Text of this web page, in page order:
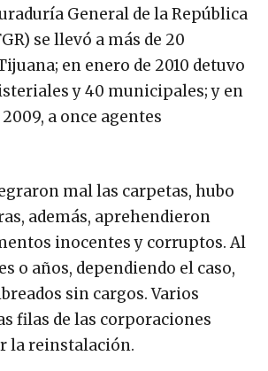
General de la República
se llevó a más de 20
en enero de 2010 detuvo
y 40 municipales; y en
a once agentes
mal las carpetas, hubo
además, aprehendieron
inocentes y corruptos. Al
o años, dependiendo el caso,
sin cargos. Varios
filas de las corporaciones
la reinstalación.